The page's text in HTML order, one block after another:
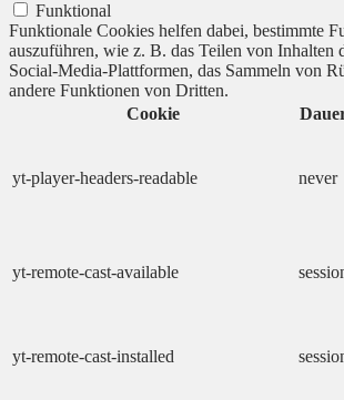
Funktional
Funktionale Cookies helfen dabei, bestimmte
auszuführen, wie z. B. das Teilen von Inhalten
Social-Media-Plattformen, das Sammeln von
andere Funktionen von Dritten.
Cookie
yt-player-headers-readable never
yt-remote-cast-available
yt-remote-cast-installed